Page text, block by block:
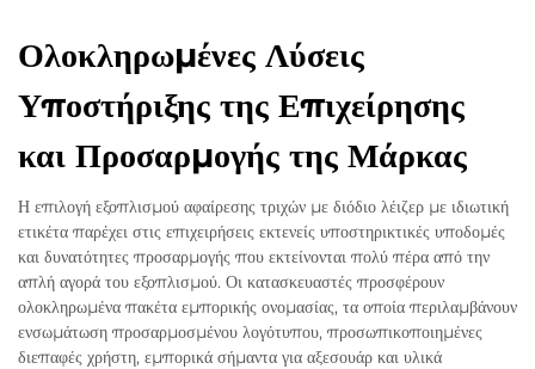
Ολοκληρωμένες Λύσεις
Υποστήριξης της Επιχείρησης
και Προσαρμογής της Μάρκας
Η επιλογή εξοπλισμού αφαίρεσης τριχών με διόδιο λέιζερ με ιδιωτική
ετικέτα παρέχει στις επιχειρήσεις εκτενείς υποστηρικτικές υποδομές
και δυνατότητες προσαρμογής που εκτείνονται πολύ πέρα από την
απλή αγορά του εξοπλισμού. Οι κατασκευαστές προσφέρουν
ολοκληρωμένα πακέτα εμπορικής ονομασίας, τα οποία περιλαμβάνουν
ενσωμάτωση προσαρμοσμένου λογότυπου, προσωπικοποιημένες
διεπαφές χρήστη, εμπορικά σήμαντα για αξεσουάρ και υλικά